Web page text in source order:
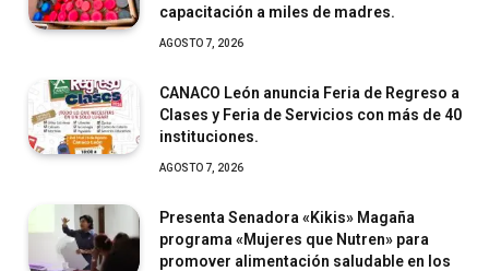
capacitación a miles de madres.
AGOSTO 7, 2026
CANACO León anuncia Feria de Regreso a
Clases y Feria de Servicios con más de 40
instituciones.
AGOSTO 7, 2026
Presenta Senadora «Kikis» Magaña
programa «Mujeres que Nutren» para
promover alimentación saludable en los